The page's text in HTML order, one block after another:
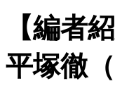
【編者
平塚徹